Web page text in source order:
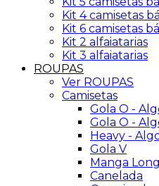
Kit 4 camisetas
Kit 6 camisetas
Kit 2 alfaiatarias
Kit 3 alfaiatarias
ROUPAS
Ver ROUPAS
Camisetas
Gola O -
Gola O -
Heavy -
Gola V
Manga
Canelada